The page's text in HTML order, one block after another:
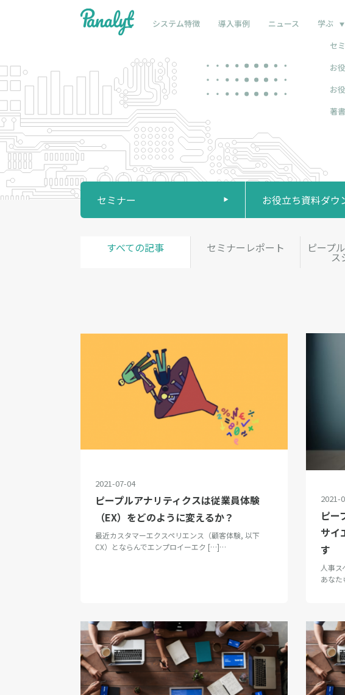
システム特徴 導入事例 ニュース
学ぶ
セ
お
お
著書
セミナー お役立ち資料ダウ
すべての記事 セミナーレポート ピープ
ス
2021-07-04
ピープルアナリティクスは従業員体験
（EX）をどのように変えるか？
最近カスタマーエクスペリエンス（顧客体験, 以下
CX）とならんでエンプロイーエク […]…
2021-
ピー
サイ
す
人事
あな